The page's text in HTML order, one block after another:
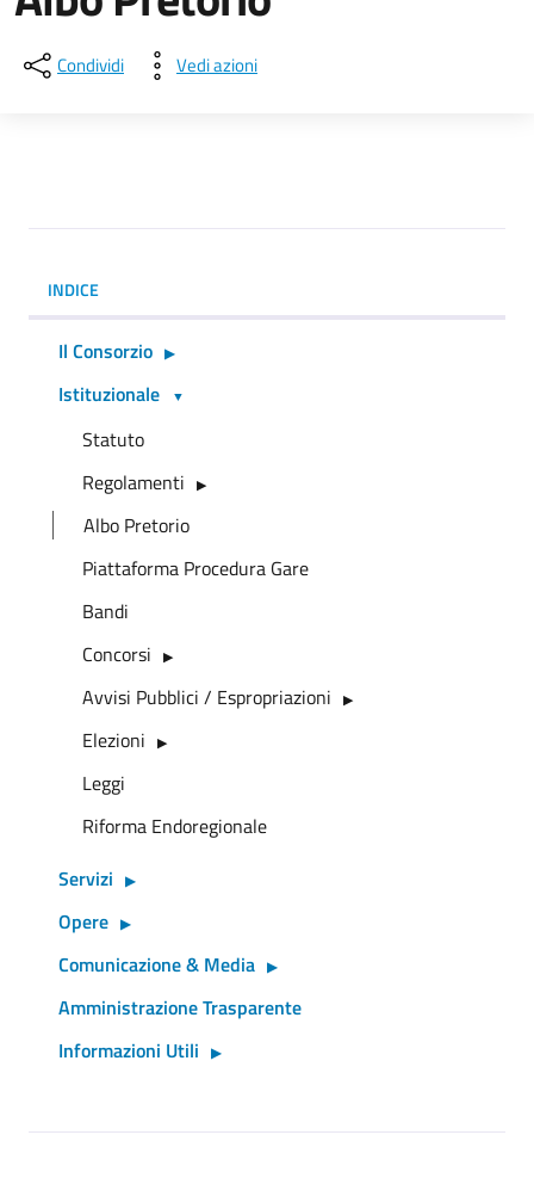
Condividi Vedi azioni
INDICE
Il Consorzio
Istituzionale
Statuto
Regolamenti
Albo Pretorio
Piattaforma Procedura Gare
Bandi
Concorsi
Avvisi Pubblici / Espropriazioni
Elezioni
Leggi
Riforma Endoregionale
Servizi
Opere
Comunicazione & Media
Amministrazione Trasparente
Informazioni Utili